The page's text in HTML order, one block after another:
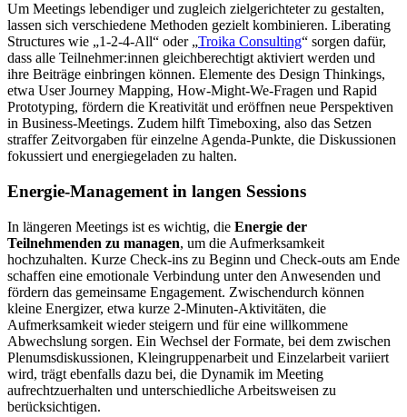
Um Meetings lebendiger und zugleich zielgerichteter zu gestalten,
lassen sich verschiedene Methoden gezielt kombinieren. Liberating
Structures wie „1-2-4-All“ oder „Troika Consulting“ sorgen dafür,
dass alle Teilnehmer:innen gleichberechtigt aktiviert werden und
ihre Beiträge einbringen können. Elemente des Design Thinkings,
etwa User Journey Mapping, How-Might-We-Fragen und Rapid
Prototyping, fördern die Kreativität und eröffnen neue Perspektiven
in Business-Meetings. Zudem hilft Timeboxing, also das Setzen
straffer Zeitvorgaben für einzelne Agenda-Punkte, die Diskussionen
fokussiert und energiegeladen zu halten.
Energie-Management in langen Sessions
In längeren Meetings ist es wichtig, die Energie der
Teilnehmenden zu managen, um die Aufmerksamkeit
hochzuhalten. Kurze Check-ins zu Beginn und Check-outs am Ende
schaffen eine emotionale Verbindung unter den Anwesenden und
fördern das gemeinsame Engagement. Zwischendurch können
kleine Energizer, etwa kurze 2-Minuten-Aktivitäten, die
Aufmerksamkeit wieder steigern und für eine willkommene
Abwechslung sorgen. Ein Wechsel der Formate, bei dem zwischen
Plenumsdiskussionen, Kleingruppenarbeit und Einzelarbeit variiert
wird, trägt ebenfalls dazu bei, die Dynamik im Meeting
aufrechtzuerhalten und unterschiedliche Arbeitsweisen zu
berücksichtigen.